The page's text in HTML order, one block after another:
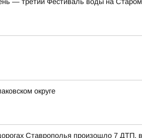
округе
Ставрополья произошло 7 ДТП, в